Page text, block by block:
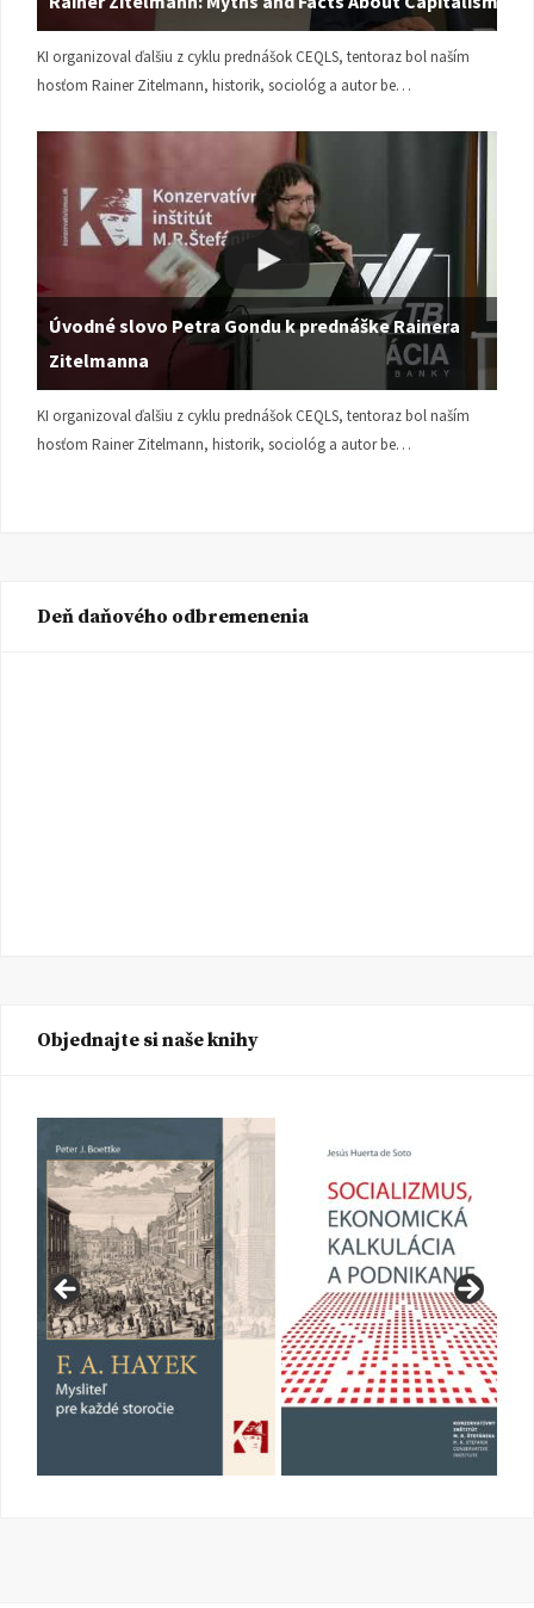
KI organizoval ďalšiu z cyklu prednášok CEQLS, tentoraz bol naším
hosťom Rainer Zitelmann, historik, sociológ a autor be…
Úvodné slovo Petra Gondu k prednáške Rainera
Zitelmanna
KI organizoval ďalšiu z cyklu prednášok CEQLS, tentoraz bol naším
hosťom Rainer Zitelmann, historik, sociológ a autor be…
Deň daňového odbremenenia
Objednajte si naše knihy